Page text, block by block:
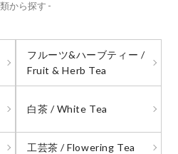
から探す -
フルーツ&ハーブティー /
Fruit & Herb Tea
白茶 / White Tea
工芸茶 / Flowering Tea